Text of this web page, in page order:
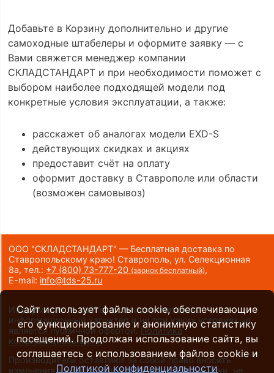
Добавьте в Корзину дополнительно и другие
самоходные штабелеры и оформите заявку — с
Вами свяжется менеджер компании
СКЛАДСТАНДАРТ и при необходимости поможет с
выбором наиболее подходящей модели под
конкретные условия эксплуатации, а также:
расскажет об аналогах модели EXD-S
действующих скидках и акциях
предоставит счёт на оплату
оформит доставку в Ставрополе или области
(возможен самовывоз)
ООО "СКЛАДСТАНДАРТ" — Бесплатная доставка по
Ставропольскому краю! Ставрополь, ул. Селекционная
8а,тел.: +7 (800) 73-777-20 (звонок бесплатный),
E-mail: info@tds-25.ru
Информация на сайте носит исключительно
информационный характер и ни при каких условиях не
является публичной офертой. Политика
конфиденциальности.
Производители оставляют за собой право вносить
изменения в конструкцию и внешний вид техники, не
Сайт использует файлы cookie, обеспечивающие
его функционирование и анонимную статистику
посещений. Продолжая использование сайта, вы
соглашаетесь с использованием файлов cookie и
Политикой конфиденциальности